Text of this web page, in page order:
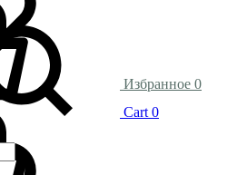
Избранное 0
Cart 0